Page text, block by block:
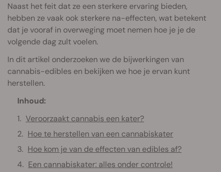
Naast het feit dat ze een sterkere ervaring bieden,
hebben ze vaak ook sterkere na-effecten, wat betekent
dat je vooraf in overweging moet nemen hoe je je de
volgende dag zult voelen.
In dit artikel onderzoeken we de bijwerkingen van
cannabis-edibles en bekijken we hoe je ervan kunt
herstellen.
Inhoud:
Veroorzaakt cannabis een kater?
Hoe te herstellen van een cannabiskater
Hoe kom je van de effecten van edibles af?
Een cannabiskater: alles onder controle!